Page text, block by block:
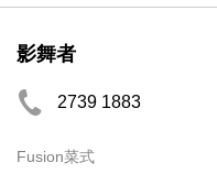
影舞者
2739 1883
Fusion菜式